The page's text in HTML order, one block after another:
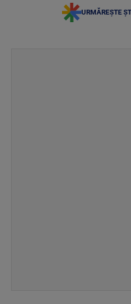
URMĂREȘTE